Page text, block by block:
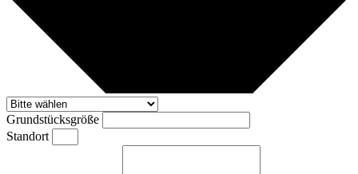
Grundstücksgröße
Standort